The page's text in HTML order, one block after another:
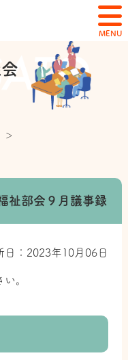
MENU
＞
祉部会９月議事録
日：2023年10月06日
。